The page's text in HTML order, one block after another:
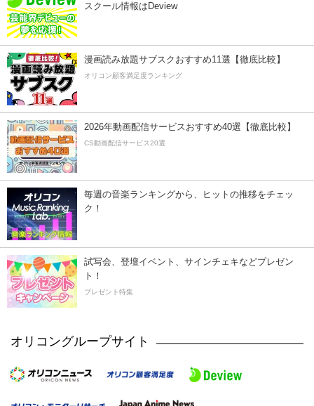
スクール情報はDeview
漫画読み放題サブスクおすすめ11選【徹底比較】
オリコン顧客満足度ランキング
2026年動画配信サービスおすすめ40選【徹底比較】
CS動画配信サービス20選
毎週の音楽ランキングから、ヒットの推移をチェッ
ク！
試写会、登壇イベント、サインチェキなどプレゼン
ト！
プレゼント特集
オリコングループサイト